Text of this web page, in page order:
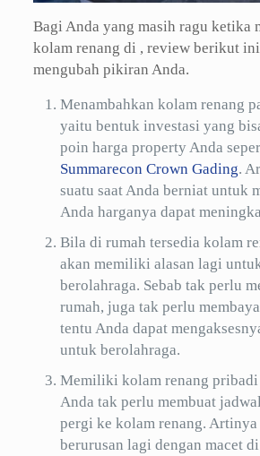
Bagi Anda yang masih ragu ketika
kolam renang di , review berikut
mengubah pikiran Anda.
Menambahkan kolam renang
yaitu bentuk investasi yang
poin harga property Anda
Summarecon Crown Gading.
suatu saat Anda berniat untuk
Anda harganya dapat
Bila di rumah tersedia kolam
akan memiliki alasan lagi
berolahraga. Sebab tak perlu
rumah, juga tak perlu
tentu Anda dapat
untuk berolahraga.
Memiliki kolam renang
Anda tak perlu membuat
pergi ke kolam renang.
berurusan lagi dengan macet